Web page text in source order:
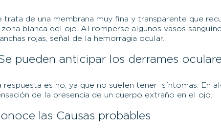
trata de una membrana muy fina y transparente que
blanca del ojo. Al romperse algunos vasos
rojas, señal de la hemorragia ocular.
pueden anticipar los derrames
respuesta es no, ya que no suelen tener síntomas. En
de la presencia de un cuerpo extraño en el ojo.
las Causas probables